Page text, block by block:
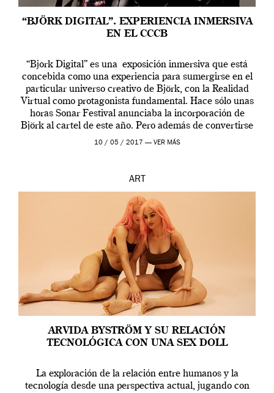
“BJÖRK DIGITAL”. EXPERIENCIA INMERSIVA
EN EL CCCB
“Bjork Digital” es una exposición inmersiva que está
concebida como una experiencia para sumergirse en el
particular universo creativo de Björk, con la Realidad
Virtual como protagonista fundamental. Hace sólo unas
horas Sonar Festival anunciaba la incorporación de
Björk al cartel de este año. Pero además de convertirse
en una de las actuaciones más relevantes […]
10 / 05 / 2017 — VER MÁS
ART
ARVIDA BYSTRÖM Y SU RELACIÓN
TECNOLÓGICA CON UNA SEX DOLL
La exploración de la relación entre humanos y la
tecnología desde una perspectiva actual, jugando con